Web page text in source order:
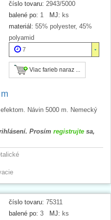
orientovaný sortiment
žiaruvzdorné, netaviací sa,
nitezo 100% polyesteru; pre svoju
prevažne pre obuvnícky
športové a pracovné oblečenie,
šijacie nite prestrojnú
polyesterové
vrchná niť,stehovkualebo
nite pre
vriec
odtieňov
200 farebných odtieňov
nite určené pre
odevov a čalúneného nábytku
metaloplastických
(strojný, ručný, prírodný či
,šijacie a entlovacie
univerzálne pružné polyamidové
číslo tovaru: 2943/5000
balené po: 1 MJ: ks
materiál: 55% polyester, 45%
polyamid
7
Viac farieb naraz ...
Návin 5000 m. Nemecký
Prosím registrujte sa,
číslo tovaru: 75311
balené po: 3 MJ: ks